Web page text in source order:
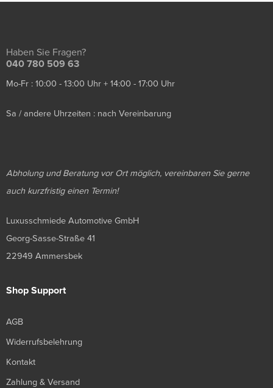
Haben Sie Fragen?
040 780 509 63
Mo-Fr : 10:00 - 13:00 Uhr + 14:00 - 17:00 Uhr
Sa / andere Uhrzeiten : nach Vereinbarung
Abholung und Beratung vor Ort möglich, vereinbaren Sie gerne
auch kurzfristig einen Termin!
Luxusschmiede Automotive GmbH
Georg-Sasse-Straße 41
22949 Ammersbek
Shop Support
AGB
Widerrufsbelehrung
Kontakt
Zahlung & Versand